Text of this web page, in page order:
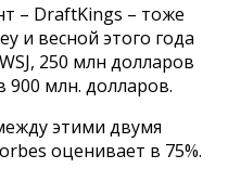
– DraftKings – тоже
и весной этого года
250 млн долларов
900 млн. долларов.
этими двумя
оценивает в 75%.